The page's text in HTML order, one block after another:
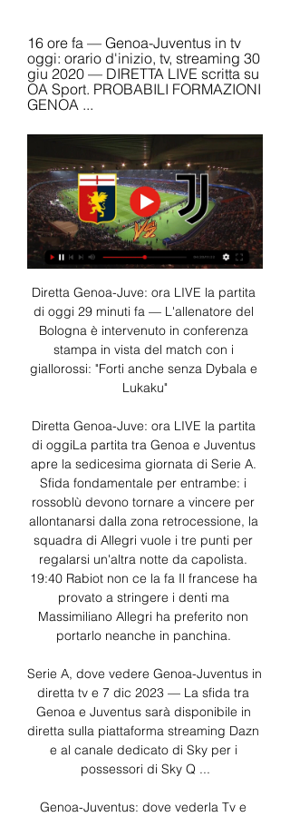
16 ore fa — Genoa-Juventus in tv
oggi: orario d'inizio, tv, streaming 30
giu 2020 — DIRETTA LIVE scritta su
OA Sport. PROBABILI FORMAZIONI
GENOA ...
Diretta Genoa-Juve: ora LIVE la partita
di oggi 29 minuti fa — L'allenatore del
Bologna è intervenuto in conferenza
stampa in vista del match con i
giallorossi: "Forti anche senza Dybala e
Lukaku"
Diretta Genoa-Juve: ora LIVE la partita
di oggiLa partita tra Genoa e Juventus
apre la sedicesima giornata di Serie A.
Sfida fondamentale per entrambe: i
rossoblù devono tornare a vincere per
allontanarsi dalla zona retrocessione, la
squadra di Allegri vuole i tre punti per
regalarsi un'altra notte da capolista.
19:40 Rabiot non ce la fa Il francese ha
provato a stringere i denti ma
Massimiliano Allegri ha preferito non
portarlo neanche in panchina.
Serie A, dove vedere Genoa-Juventus in
diretta tv e 7 dic 2023 — La sfida tra
Genoa e Juventus sarà disponibile in
diretta sulla piattaforma streaming Dazn
e al canale dedicato di Sky per i
possessori di Sky Q ...
Genoa-Juventus: dove vederla Tv e